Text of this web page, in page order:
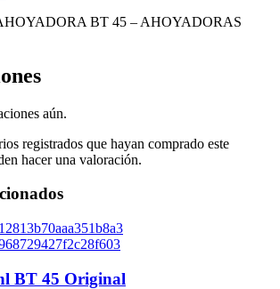
BT 45 – AHOYADORAS
aún.
registrados que hayan comprado este
hacer una valoración.
BT 45 Original